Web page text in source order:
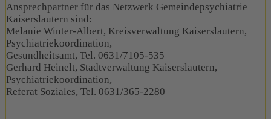
Ansprechpartner für das Netzwerk Gemeindepsychiatrie
Kaiserslautern sind:
Melanie Winter-Albert, Kreisverwaltung Kaiserslautern,
Psychiatriekoordination,
Gesundheitsamt, Tel. 0631/7105-535
Gerhard Heinelt, Stadtverwaltung Kaiserslautern,
Psychiatriekoordination,
Referat Soziales, Tel. 0631/365-2280